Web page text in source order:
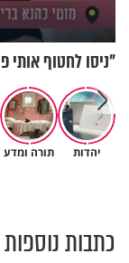
"ניסו לחטוף אותי
יהדות תורה ומדע
כתבות נוספות